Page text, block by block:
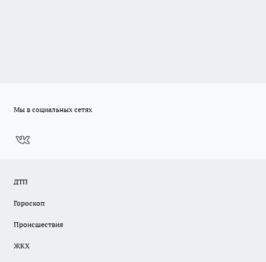
Мы в социальных сетях
ДТП
Гороскоп
Происшествия
ЖКХ